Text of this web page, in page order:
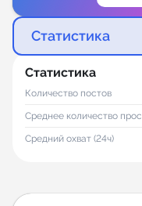
Статистика
Статистика
Количество постов
Среднее количество
Средний охват (24ч)